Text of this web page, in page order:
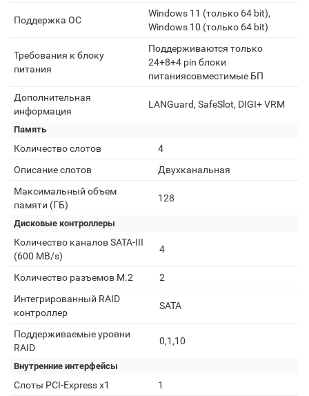
Поддержка ОС
Windows 11 (только 64 bit),
Windows 10 (только 64 bit)
Требования к блоку
питания
Поддерживаются только
24+8+4 pin блоки
питаниясовместимые БП
Дополнительная
информация
LANGuard, SafeSlot, DIGI+ VRM
Память
Количество слотов
4
Описание слотов
Двухканальная
Максимальный объем
памяти (ГБ)
128
Дисковые контроллеры
Количество каналов SATA-III
(600 MB/s)
4
Количество разъемов M.2
2
Интегрированный RAID
контроллер
SATA
Поддерживаемые уровни
RAID
0,1,10
Внутренние интерфейсы
Слоты PCI-Express x1
1